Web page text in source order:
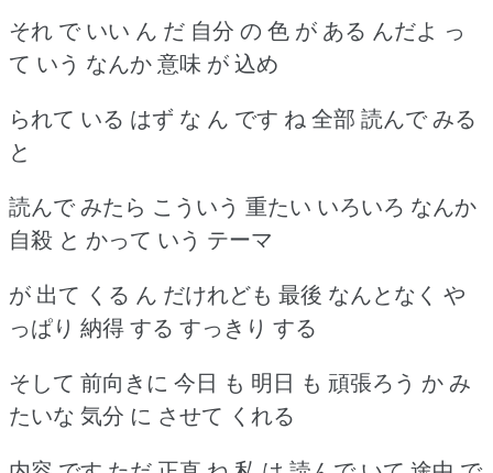
それ で いい ん だ 自分 の 色 が ある んだよ っ
て いう なんか 意味 が 込め
られて いる はず な ん です ね 全部 読んで みる
と
読んで みたら こういう 重たい いろいろ なんか
自殺 と かって いう テーマ
が 出て くる ん だけれども 最後 なんとなく や
っぱり 納得 する すっきり する
そして 前向きに 今日 も 明日 も 頑張ろう か み
たいな 気分 に させて くれる